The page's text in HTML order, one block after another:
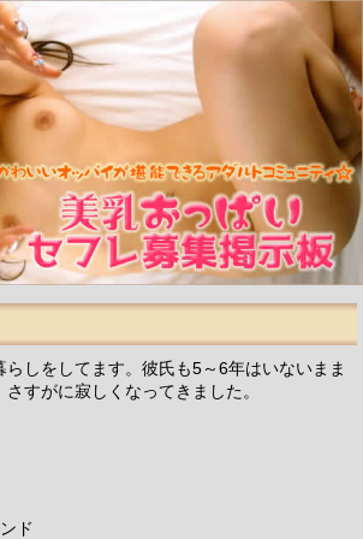
らしをしてます。彼氏も5～6年はいないまま
さすがに寂しくなってきました。
ド